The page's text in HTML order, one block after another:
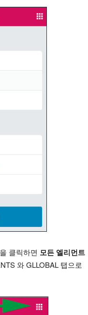
클릭하면 모든 엘리먼트
와 GLLOBAL 탭으로